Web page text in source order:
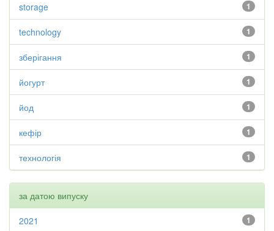
1
storage
1
technology
1
зберігання
1
йогурт
1
йод
1
кефір
1
технологія
за датою випуску
1
2021